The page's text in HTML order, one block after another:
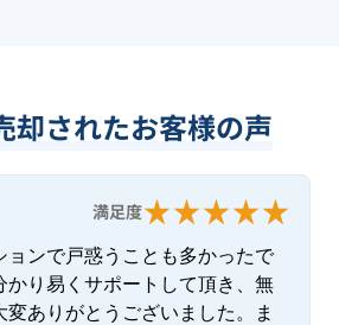
却されたお客様の声
満足度
ョンで戸惑うことも多かったで
かり易くサポートして頂き、無
ありがとうございました。ま